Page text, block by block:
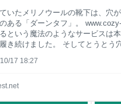
いたメリノウールの靴下は、穴
ある「ダーンタフ」。
という魔法のようなサービスは
き続けました。 そしてとうとう
手順通りに穴の空いた靴
ど経ってこんなメールをいただき
換品については、お送りいただき
17 18:27